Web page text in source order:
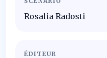
Rosalia Radosti
ÉDITEUR